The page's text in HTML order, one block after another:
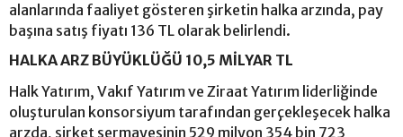
alanlarında faaliyet gösteren şirketin halka arzında, pay
başına satış fiyatı 136 TL olarak belirlendi.
HALKA ARZ BÜYÜKLÜĞÜ 10,5 MİLYAR TL
Halk Yatırım, Vakıf Yatırım ve Ziraat Yatırım liderliğinde
oluşturulan konsorsiyum tarafından gerçekleşecek halka
arzda, şirket sermayesinin 529 milyon 354 bin 723